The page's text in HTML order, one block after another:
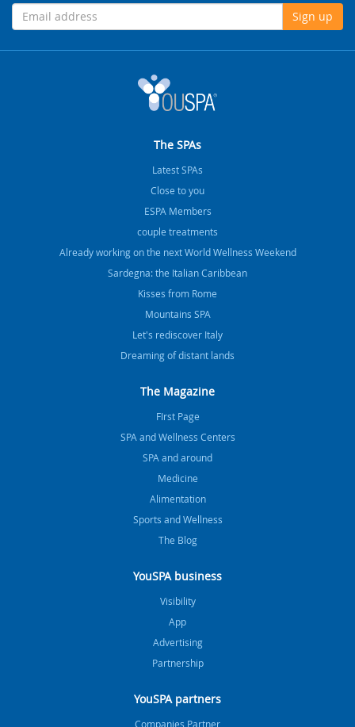
Sign up
The SPAs
Latest SPAs
Close to you
ESPA Members
couple treatments
Already working on the next World Wellness Weekend
Sardegna: the Italian Caribbean
Kisses from Rome
Mountains SPA
Let's rediscover Italy
Dreaming of distant lands
The Magazine
FIrst Page
SPA and Wellness Centers
SPA and around
Medicine
Alimentation
Sports and Wellness
The Blog
YouSPA business
Visibility
App
Advertising
Partnership
YouSPA partners
Companies Partner